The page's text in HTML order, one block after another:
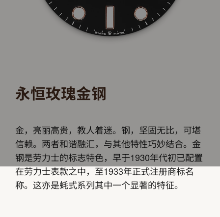
永恒玫瑰金钢
金，亮丽高贵，教人着迷。钢，坚固无比，可堪
信赖。两者和谐融汇，与其他特性巧妙结合。金
钢是劳力士的标志特色，早于1930年代初已配置
在劳力士表款之中，至1933年正式注册商标名
称。这亦是蚝式系列其中一个显著的特征。